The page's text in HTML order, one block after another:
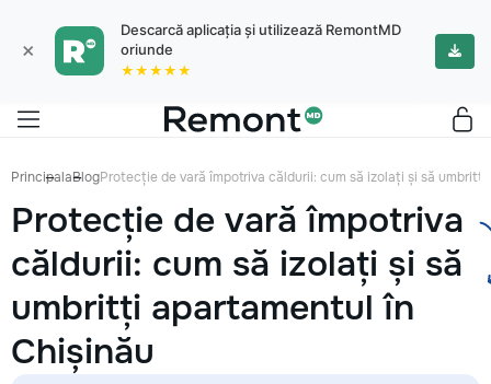
×
Descarcă aplicația și utilizează RemontMD
oriunde
★★★★★
PrincipalaBlogProtecție de vară împotriva căldurii: cum să izolați și să
Protecție de vară împotriva
căldurii: cum să izolați și să
umbritți apartamentul în
Chișinău